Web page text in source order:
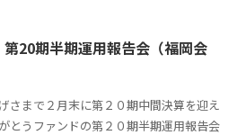
第20期半期運用報告会（福岡会
さまで２月末に第２０期中間決算を迎え
とうファンドの第２０期半期運用報告会